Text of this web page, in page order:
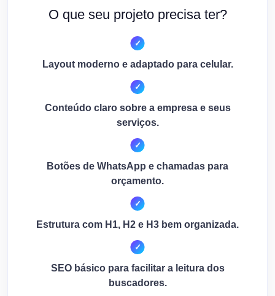
O que seu projeto precisa ter?
Layout moderno e adaptado para celular.
Conteúdo claro sobre a empresa e seus
serviços.
Botões de WhatsApp e chamadas para
orçamento.
Estrutura com H1, H2 e H3 bem organizada.
SEO básico para facilitar a leitura dos
buscadores.